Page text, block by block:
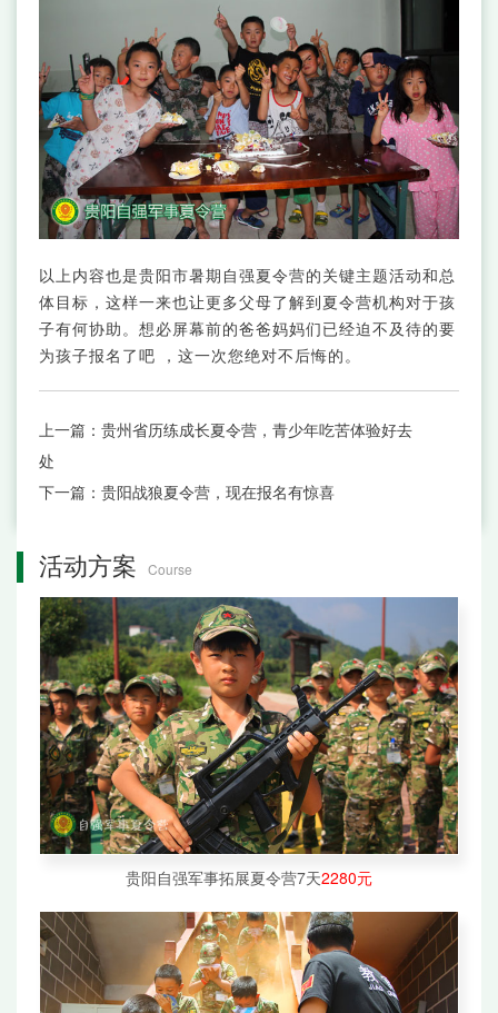
以上内容也是贵阳市暑期自强夏令营的关键主题活动和总
体目标，这样一来也让更多父母了解到夏令营机构对于孩
子有何协助。想必屏幕前的爸爸妈妈们已经迫不及待的要
为孩子报名了吧 ，这一次您绝对不后悔的。
上一篇： 贵州省历练成长夏令营，青少年吃苦体验好去
处
下一篇： 贵阳战狼夏令营，现在报名有惊喜
活动方案 Course
贵阳自强军事拓展夏令营7天2280元